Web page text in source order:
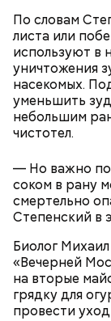
По словам
листа или
используют в
уничтожения
насекомых.
уменьшить
небольшим
чистотел.
— Но важно
соком в рану
смертельно
Степенский в
Биолог
«Вечерней
на вторые
грядку для
провести
Однако
может быть
есть с
— Наиболее
салаты, лаваш
запеканка.
немного,
Вовсю идет и
узнала у
Натальи
пользой для